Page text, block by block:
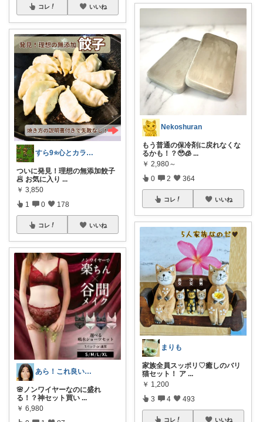
コレ いいね
すら9⭐️心とカラダを満たす美味しいもの
ついに発見！理想の無添加餃子
🥟 お気に入り ...
￥ 3,850
1 0 178
コレ いいね
あら！これ良いわね～
🌸ノンワイヤーなのに盛れ
る！？神セット買い ...
￥ 6,980
Nekoshuran
もう普通の保冷剤に戻れなくな
るかも！？🥹🧊 ...
￥ 2,980～
0 2 364
コレ いいね
まりも
家族全員スッポリ♡癒しのバリ
猫セット！ ア ...
￥ 1,200
3 4 493
コレ いいね